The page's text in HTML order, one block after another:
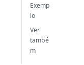
Exemp
lo
Ver
també
m